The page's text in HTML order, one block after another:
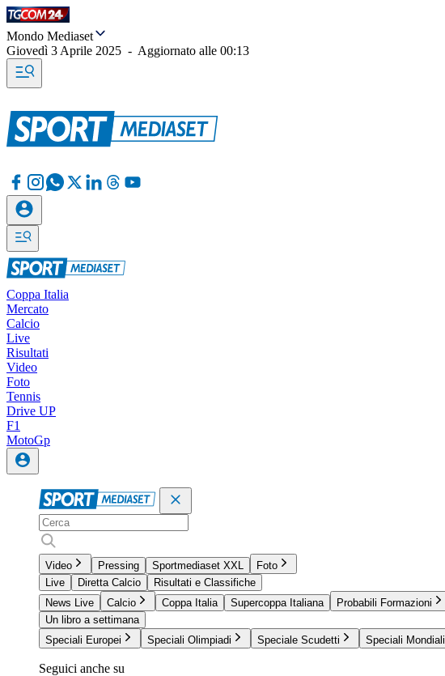
Mondo Mediaset
Giovedì 3 Aprile 2025 - Aggiornato alle 00:13
Coppa Italia
Mercato
Calcio
Live
Risultati
Video
Foto
Tennis
Drive UP
F1
MotoGp
Video Pressing Sportmediaset XXL
Foto
Live
Diretta Calcio
Risultati e Classifiche
News Live
Calcio Coppa Italia Supercoppa Italiana Probabili Formazioni
Un libro a settimana
Speciali Europei
Speciali Olimpiadi Speciale Scudetti Speciali Mondiali
Seguici anche su